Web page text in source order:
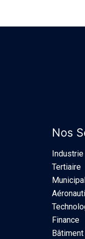
Nos
Industrie​
Tertiaire
Finance
Bâtiment